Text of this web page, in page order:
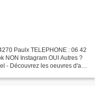
Paulx TELEPHONE : 06 42
NON Instagram OUI Autres ?
- Découvrez les oeuvres d'art